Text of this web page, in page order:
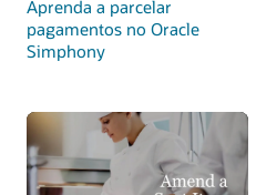
Aprenda a parcelar
pagamentos no Oracle
Simphony